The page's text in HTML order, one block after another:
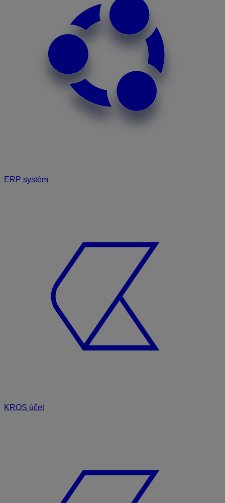
ERP systém
KROS účet